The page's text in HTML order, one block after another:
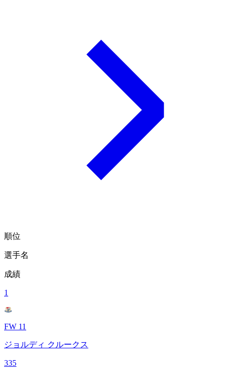
順位
選手名
成績
1
FW 11
ジョルディ クルークス
335